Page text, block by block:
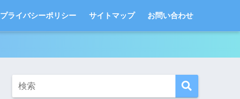
プライバシーポリシー サイトマップ お問い合わせ